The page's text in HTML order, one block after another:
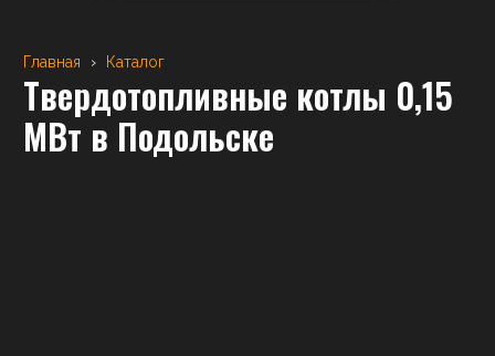
Главная › Каталог
Твердотопливные котлы 0,15
МВт в Подольске